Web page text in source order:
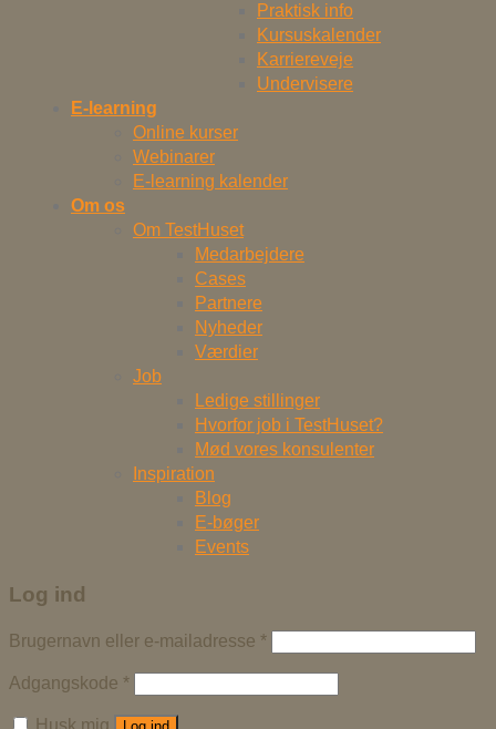
Praktisk info
Kursuskalender
Karriereveje
Undervisere
E-learning
Online kurser
Webinarer
E-learning kalender
Om os
Om TestHuset
Medarbejdere
Cases
Partnere
Nyheder
Værdier
Job
Ledige stillinger
Hvorfor job i TestHuset?
Mød vores konsulenter
Inspiration
Blog
E-bøger
Events
Log ind
Brugernavn eller e-mailadresse *
Adgangskode *